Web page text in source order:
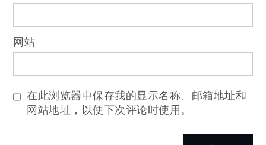
网站
在此浏览器中保存我的显示名称、邮箱地址和
网站地址，以便下次评论时使用。